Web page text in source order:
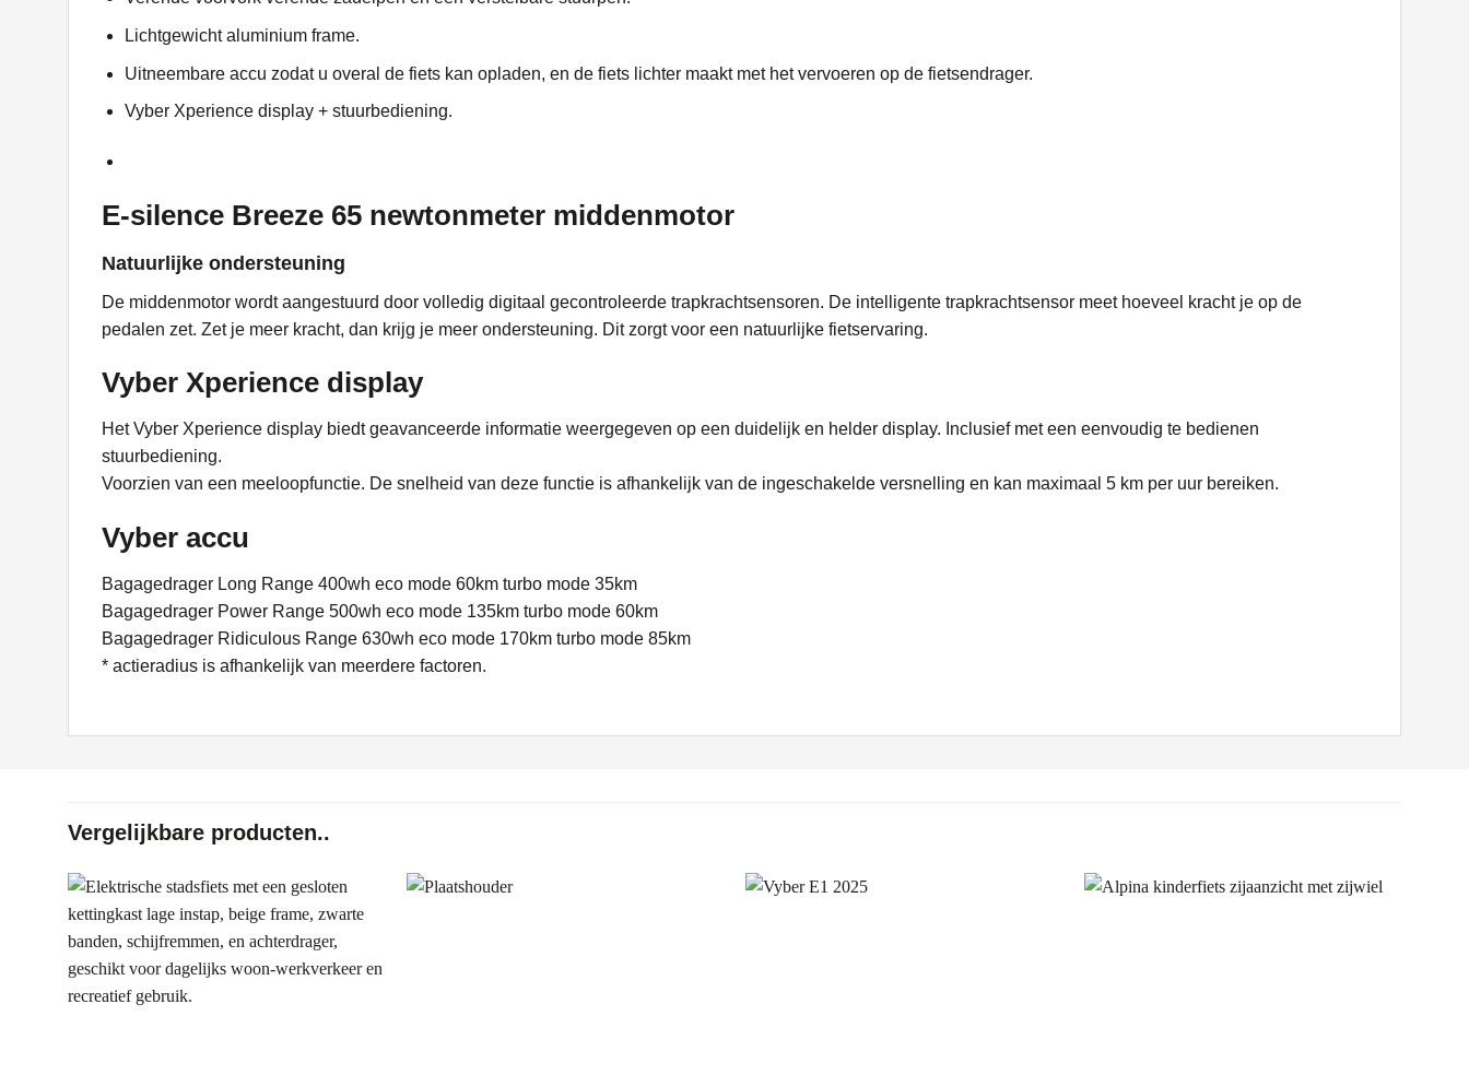
Lichtgewicht aluminium frame.
Uitneembare accu zodat u overal de fiets kan opladen, en de fiets lichter maakt met het vervoeren op de fietsendrager.
Vyber Xperience display + stuurbediening.
E-silence Breeze 65 newtonmeter middenmotor
Natuurlijke ondersteuning
De middenmotor wordt aangestuurd door volledig digitaal gecontroleerde trapkrachtsensoren. De intelligente trapkrachtsensor meet hoeveel kracht je op de
pedalen zet. Zet je meer kracht, dan krijg je meer ondersteuning. Dit zorgt voor een natuurlijke fietservaring.
Vyber Xperience display
Het Vyber Xperience display biedt geavanceerde informatie weergegeven op een duidelijk en helder display. Inclusief met een eenvoudig te bedienen
stuurbediening.
Voorzien van een meeloopfunctie. De snelheid van deze functie is afhankelijk van de ingeschakelde versnelling en kan maximaal 5 km per uur bereiken.
Vyber accu
Bagagedrager Long Range 400wh eco mode 60km turbo mode 35km
Bagagedrager Power Range 500wh eco mode 135km turbo mode 60km
Bagagedrager Ridiculous Range 630wh eco mode 170km turbo mode 85km
* actieradius is afhankelijk van meerdere factoren.
Vergelijkbare producten..